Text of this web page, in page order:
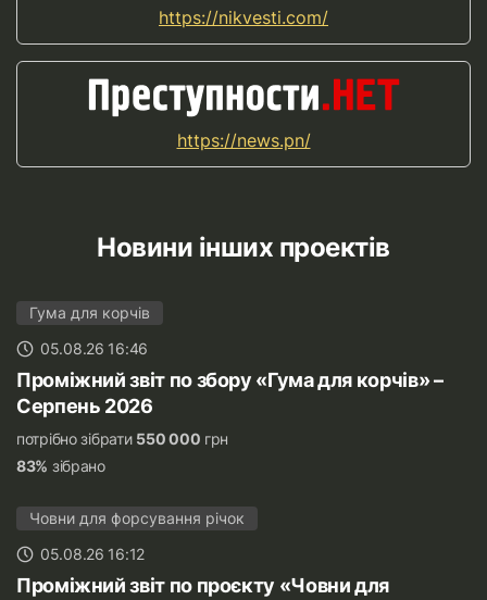
https://nikvesti.com/
https://news.pn/
Новини інших проектів
Гума для корчів
05.08.26 16:46
Проміжний звіт по збору «Гума для корчів» –
Серпень 2026
потрібно зібрати 550 000 грн
83% зібрано
Човни для форсування річок
05.08.26 16:12
Проміжний звіт по проєкту «Човни для